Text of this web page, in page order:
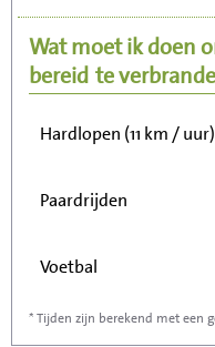
Wat moet ik doen
bereid te
Wandelen (5 km/uur)
Hardlopen (11 km / uur)
Paardrijden
Voetbal
Stofzuigen
* Tijden zijn berekend met een